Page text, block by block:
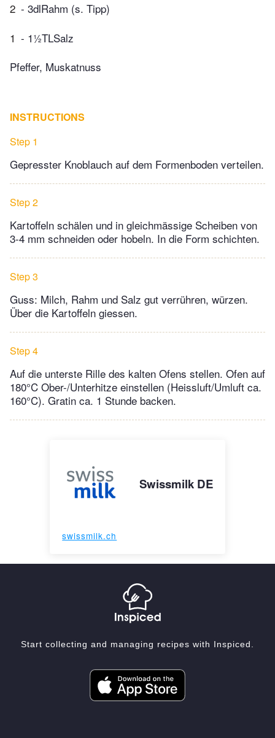
2 - 3dlRahm (s. Tipp)
1 - 1½TLSalz
Pfeffer, Muskatnuss
INSTRUCTIONS
Step 1
Gepresster Knoblauch auf dem Formenboden verteilen.
Step 2
Kartoffeln schälen und in gleichmässige Scheiben von
3-4 mm schneiden oder hobeln. In die Form schichten.
Step 3
Guss: Milch, Rahm und Salz gut verrühren, würzen.
Über die Kartoffeln giessen.
Step 4
Auf die unterste Rille des kalten Ofens stellen. Ofen auf
180°C Ober-/Unterhitze einstellen (Heissluft/Umluft ca.
160°C). Gratin ca. 1 Stunde backen.
Swissmilk DE
swissmilk.ch
Start collecting and managing recipes with Inspiced.